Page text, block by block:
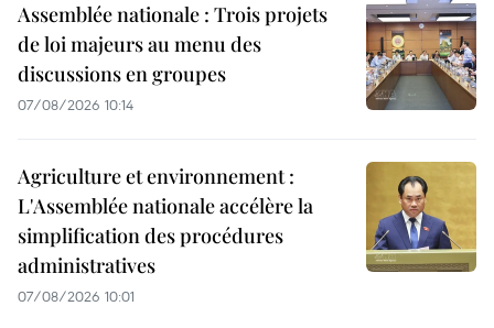
Assemblée nationale : Trois projets
de loi majeurs au menu des
discussions en groupes
07/08/2026 10:14
Agriculture et environnement :
L'Assemblée nationale accélère la
simplification des procédures
administratives
07/08/2026 10:01